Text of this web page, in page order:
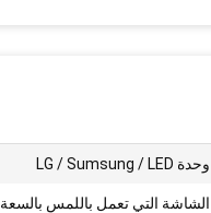
وحدة LG / Sumsung / LED
الشاشة التي تعمل باللمس بالسعة